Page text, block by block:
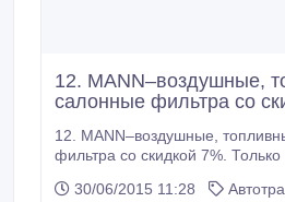
12. MANN–воздушные,
салонные фильтра со
12. MANN–воздушные, топливные, салонные
фильтра со скидкой 7%. Только в сети пунктов
при покупке товара в наших
30/06/2015 11:28